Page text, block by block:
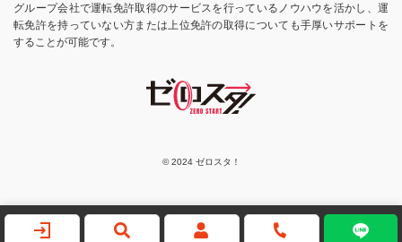
グループ会社で運転免許取得のサービスを行っているノウハウを活かし、運
転免許を持っていない方または上位免許の取得についても手厚いサポートを
することが可能です。
© 2024 ゼロスタ！